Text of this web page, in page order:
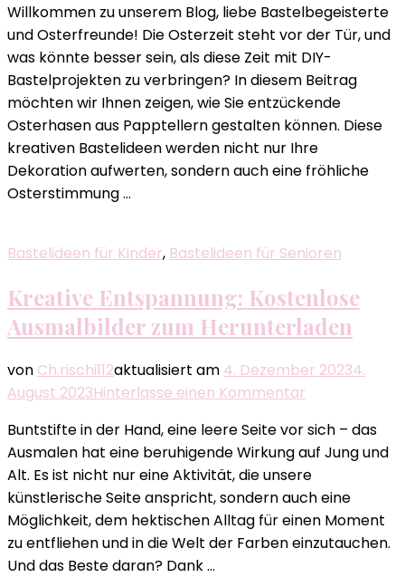
für
die
ganze
Familie
[kreative
Osterhasen
aus
Papptellern]
Willkommen zu unserem Blog, liebe Bastelbegeisterte
und Osterfreunde! Die Osterzeit steht vor der Tür, und
was könnte besser sein, als diese Zeit mit DIY-
Bastelprojekten zu verbringen? In diesem Beitrag
möchten wir Ihnen zeigen, wie Sie entzückende
Osterhasen aus Papptellern gestalten können. Diese
kreativen Bastelideen werden nicht nur Ihre
Dekoration aufwerten, sondern auch eine fröhliche
Osterstimmung …
Bastelideen für Kinder, Bastelideen für Senioren
Kreative Entspannung: Kostenlose
Ausmalbilder zum Herunterladen
von Ch.rischi112aktualisiert am 4. Dezember 20234.
August 2023Hinterlasse einen Kommentar
Entspannung:
Kostenlose
Ausmalbilder
zum
Buntstifte in der Hand, eine leere Seite vor sich – das
Ausmalen hat eine beruhigende Wirkung auf Jung und
Alt. Es ist nicht nur eine Aktivität, die unsere
künstlerische Seite anspricht, sondern auch eine
Möglichkeit, dem hektischen Alltag für einen Moment
zu entfliehen und in die Welt der Farben einzutauchen.
Und das Beste daran? Dank …